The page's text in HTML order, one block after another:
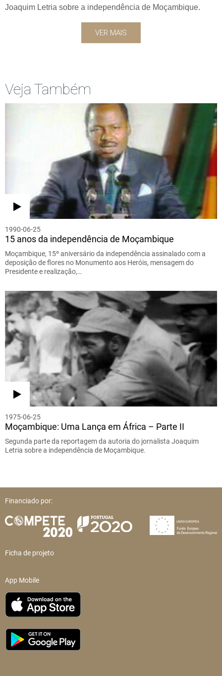
Joaquim Letria sobre a independência de Moçambique.
VER MAIS
Veja Também
1990-06-25
15 anos da independência de Moçambique
Moçambique, 15º aniversário da independência assinalado com a
deposição de flores no Monumento aos Heróis, mensagem do
Presidente e realização,…
1975-06-25
Moçambique: Uma Lança em África – Parte II
Segunda parte da reportagem da autoria do jornalista Joaquim
Letria sobre a independência de Moçambique.
Financiado por:
Ficha de projeto
App Mobile